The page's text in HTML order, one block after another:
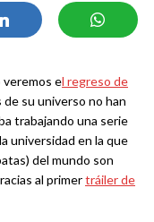
veremos el regreso de
de su universo no han
trabajando una serie
universidad en la que
del mundo son
al primertráiler de